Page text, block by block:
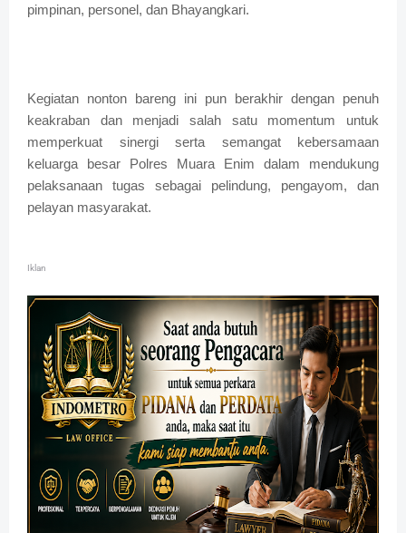
pimpinan, personel, dan Bhayangkari.
Kegiatan nonton bareng ini pun berakhir dengan penuh
keakraban dan menjadi salah satu momentum untuk
memperkuat sinergi serta semangat kebersamaan
keluarga besar Polres Muara Enim dalam mendukung
pelaksanaan tugas sebagai pelindung, pengayom, dan
pelayan masyarakat.
Iklan